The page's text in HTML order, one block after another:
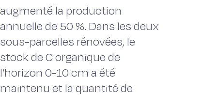
augmenté la production
annuelle de 50 %. Dans les deux
sous-parcelles rénovées, le
stock de C organique de
l’horizon 0-10 cm a été
maintenu et la quantité de